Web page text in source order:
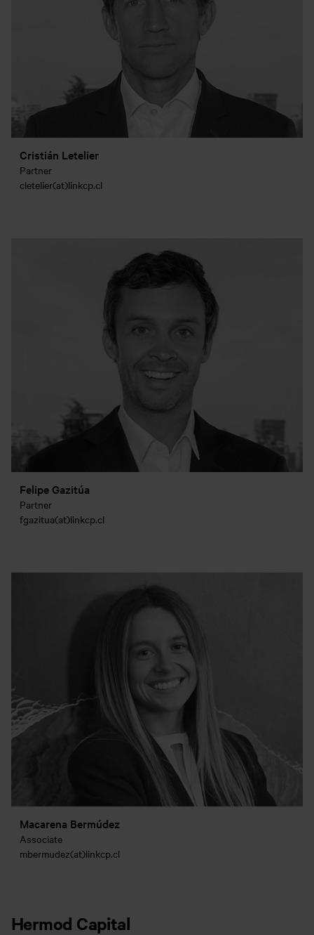
Cristián Letelier
Partner
cletelier(at)linkcp.cl
Felipe Gazitúa
Partner
fgazitua(at)linkcp.cl
Macarena Bermúdez
Associate
mbermudez(at)linkcp.cl
Hermod Capital